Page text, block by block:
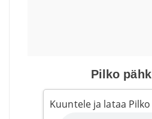
Pilko
Kuuntele ja lataa